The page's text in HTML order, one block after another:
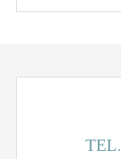
TEL.